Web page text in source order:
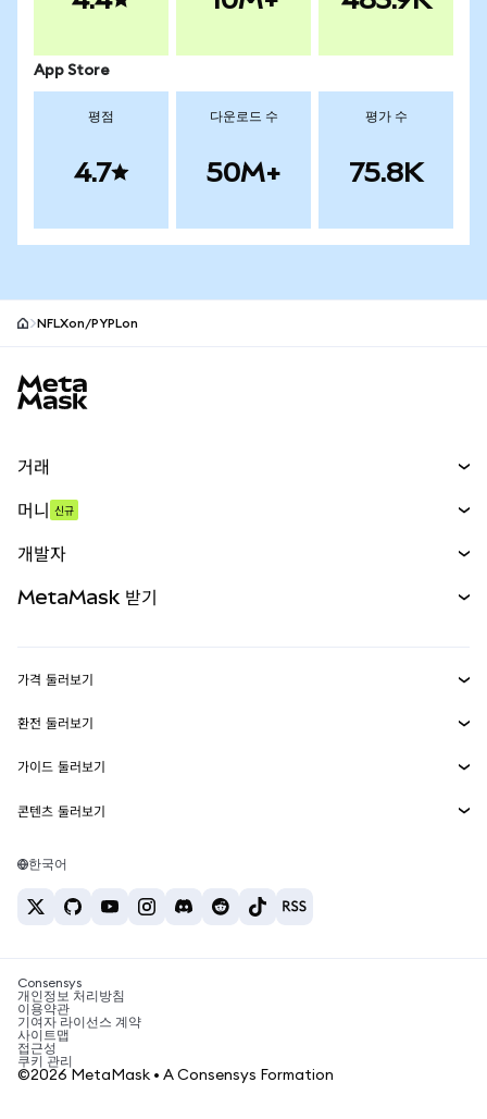
App Store
평점
4.7
다운로드 수
50M+
평가 수
75.8K
NFLXon/PYPLon
거래
무기한 선물
실물자산
머니 신규
개발자
MetaMask Connect
Snaps
웹3 서비스
MetaMask 받기
보안
고객 지원
채용
가격 둘러보기
이더리움 가격
솔라나 가격
테더 가격
환전 둘러보기
ETH를 USD로 환전
USDT를 INR로 환전
BTC를 INR로 환전
ETH를 USDT로 환전
가이드 둘러보기
ETH 매수
USDT 매수
SHIB 매수
BNB 매수
콘텐츠 둘러보기
솔라나 지갑
암호화폐 세금 뉴스
암호화폐 매수 방법
비트코인 매도 방법
한국어
Consensys
개인정보 처리방침
이용약관
기여자 라이선스 계약
사이트맵
접근성
쿠키 관리
©2026 MetaMask • A Consensys Formation